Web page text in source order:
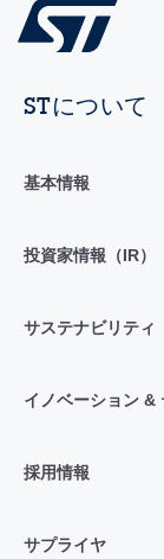
STについて
基本情報
投資家情報（IR）
サステナビリティ
イノベーション &
採用情報
サプライヤ